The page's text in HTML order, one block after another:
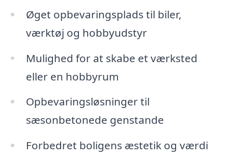
Øget opbevaringsplads til biler,
værktøj og hobbyudstyr
Mulighed for at skabe et værksted
eller en hobbyrum
Opbevaringsløsninger til
sæsonbetonede genstande
Forbedret boligens æstetik og værdi